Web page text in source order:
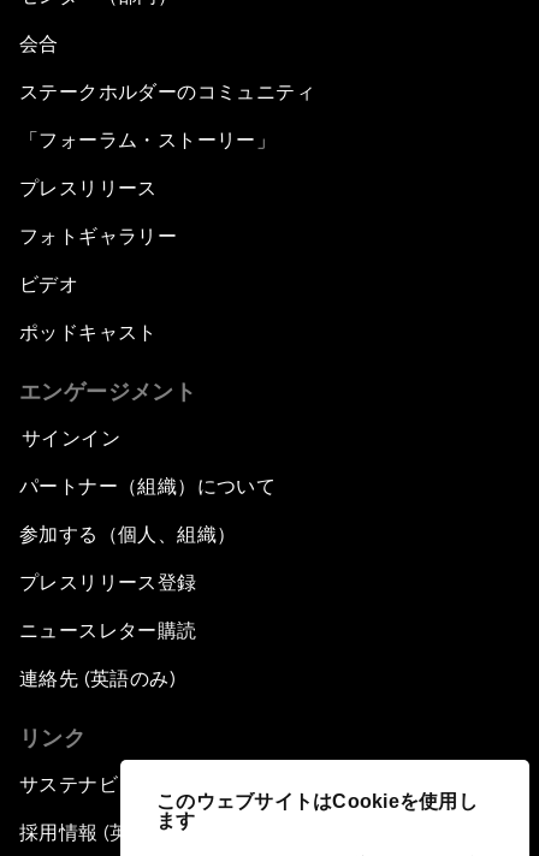
このウェブサイトはCookieを使用し
ます
会合
ステークホルダーのコミュニティ
「フォーラム・ストーリー」
プレスリリース
フォトギャラリー
ビデオ
ポッドキャスト
エンゲージメント
サインイン
パートナー（組織）について
参加する（個人、組織）
プレスリリース登録
ニュースレター購読
連絡先 (英語のみ)
リンク
サステナビリティへの取り組み
採用情報 (英語のみ)